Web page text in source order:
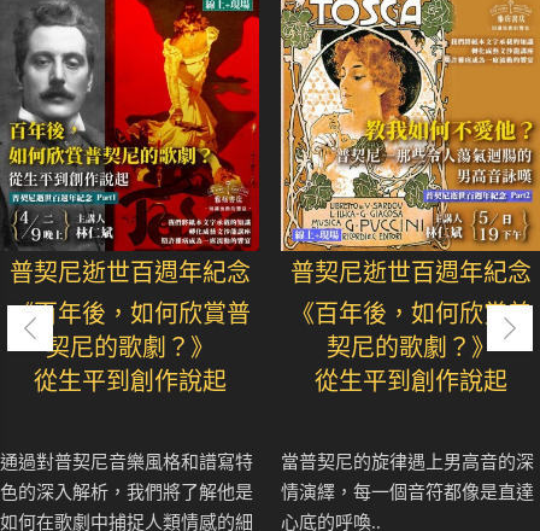
普契尼逝世百週年紀念
《百年後，如何欣賞普
契尼的歌劇？》
從生平到創作說起
通過對普契尼音樂風格和譜寫特
色的深入解析，我們將了解他是
如何在歌劇中捕捉人類情感的細
普契尼逝世百週年紀念
《百年後，如何欣賞普
契尼的歌劇？》
從生平到創作說起
當普契尼的旋律遇上男高音的深
情演繹，每一個音符都像是直達
心底的呼喚..